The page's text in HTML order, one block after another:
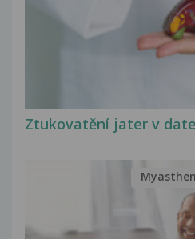
Ztukovatění jater v